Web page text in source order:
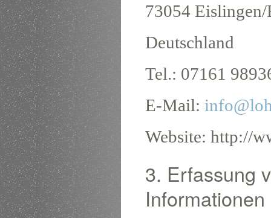
73054
Deutschland
Tel.: 07161
E-Mail:
Website: http://
3. Erfassung
Informationen